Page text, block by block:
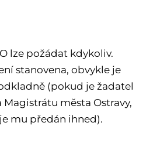
lze požádat kdykoliv.
stanovena, obvykle je
(pokud je žadatel
města Ostravy,
mu předán ihned).